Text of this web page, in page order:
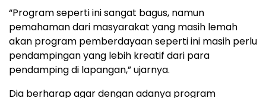
“Program seperti ini sangat bagus, namun
pemahaman dari masyarakat yang masih lemah
akan program pemberdayaan seperti ini masih perlu
pendampingan yang lebih kreatif dari para
pendamping di lapangan,” ujarnya.
Dia berharap agar dengan adanya program